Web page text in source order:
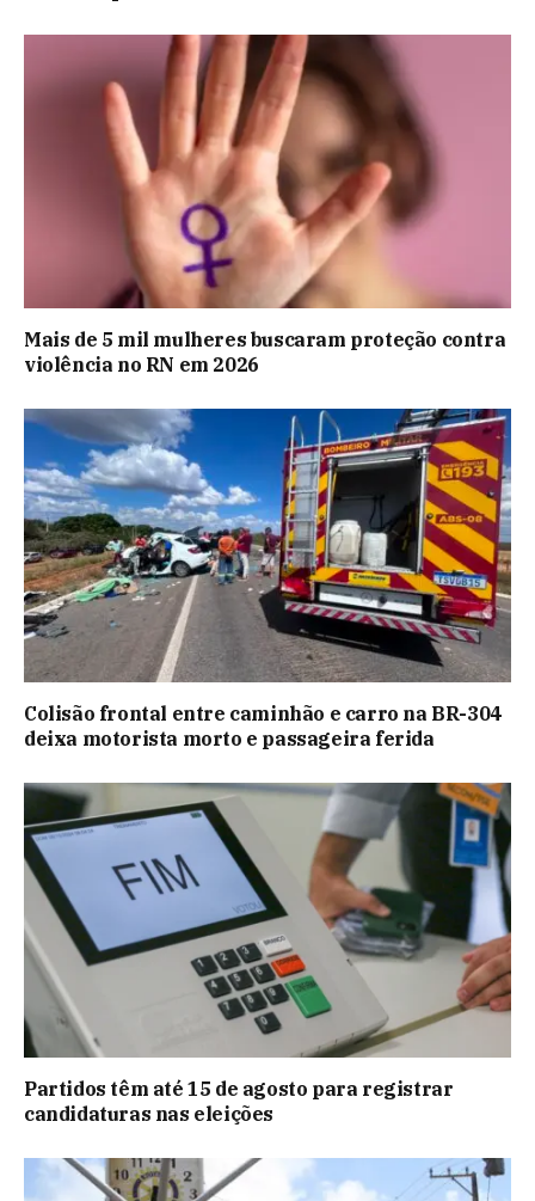
Mais de 5 mil mulheres buscaram proteção contra
violência no RN em 2026
Colisão frontal entre caminhão e carro na BR-304
deixa motorista morto e passageira ferida
Partidos têm até 15 de agosto para registrar
candidaturas nas eleições